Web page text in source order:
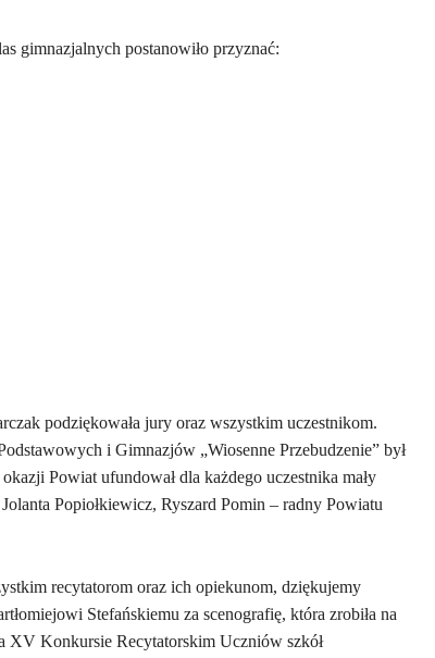
gimnazjalnych postanowiło przyznać:
podziękowała jury oraz wszystkim uczestnikom.
i Gimnazjów „Wiosenne Przebudzenie” był
Powiat ufundował dla każdego uczestnika mały
Popiołkiewicz, Ryszard Pomin – radny Powiatu
recytatorom oraz ich opiekunom, dziękujemy
Stefańskiemu za scenografię, która zrobiła na
XV Konkursie Recytatorskim Uczniów szkół